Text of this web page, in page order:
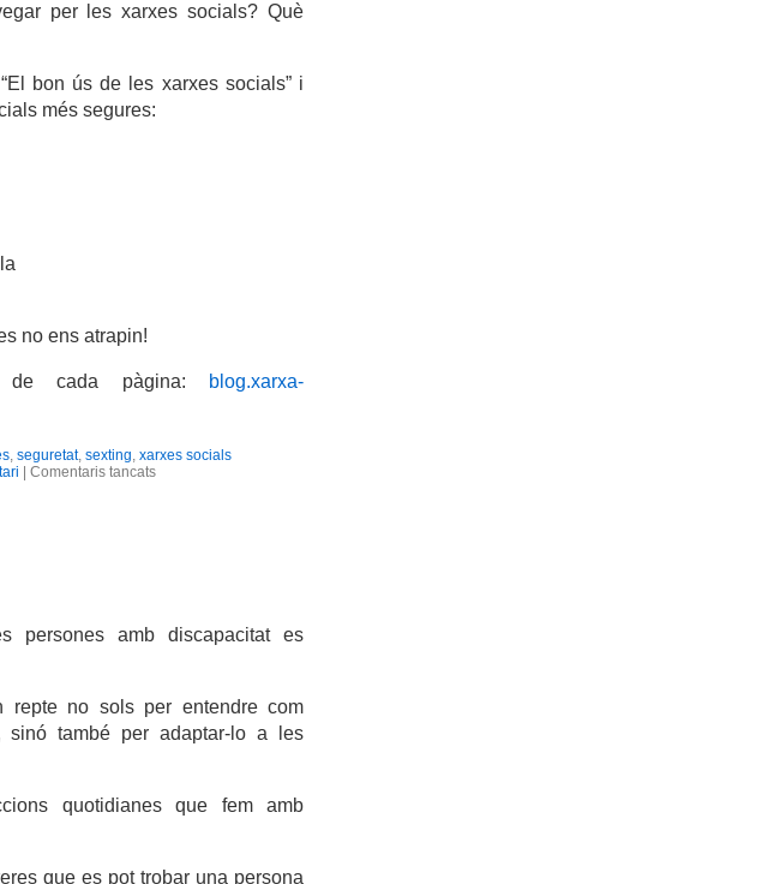
per les xarxes socials? Què
bon ús de les xarxes socials” i
més segures:
no ens atrapin!
de cada pàgina:
blog.xarxa-
, seguretat, sexting, xarxes socials
Comentaris tancatsa
persones amb discapacitat es
repte no sols per entendre com
sinó també per adaptar-lo a les
quotidianes que fem amb
que es pot trobar una persona